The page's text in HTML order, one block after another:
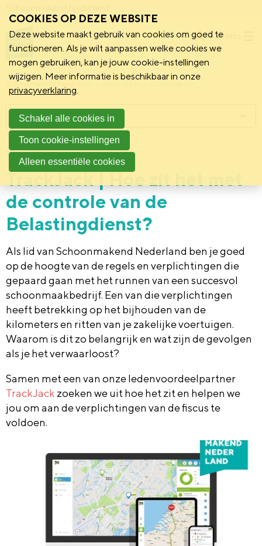
Menu
Schoonmakend Nederland
Vereniging 25 september 2023
TrackJack | Hoe zit het met
de controle van de
Belastingdienst?
Als lid van Schoonmakend Nederland ben je goed
op de hoogte van de regels en verplichtingen die
gepaard gaan met het runnen van een succesvol
schoonmaakbedrijf. Een van die verplichtingen
heeft betrekking op het bijhouden van de
kilometers en ritten van je zakelijke voertuigen.
Waarom is dit zo belangrijk en wat zijn de gevolgen
als je het verwaarloost?
Samen met een van onze ledenvoordeelpartner
TrackJack zoeken we uit hoe het zit en helpen we
jou om aan de verplichtingen van de fiscus te
voldoen.
Menu
COOKIES OP DEZE WEBSITE
Deze website maakt gebruik van cookies om goed te
functioneren. Als je wilt aanpassen welke cookies we
mogen gebruiken, kan je jouw cookie-instellingen
wijzigen. Meer informatie is beschikbaar in onze
privacyverklaring.
Schakel alle cookies in
Toon cookie-instellingen
Alleen essentiële cookies